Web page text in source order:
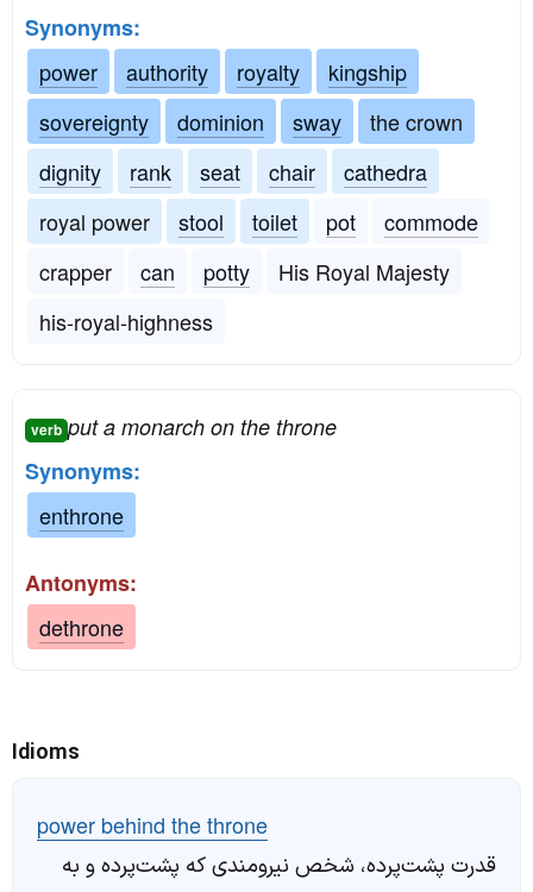
Synonyms:
power
authority royalty
kingship
sovereignty
dominion sway
the crown
dignity
rank seat chair
cathedra
royal power
stool toilet pot
commode
crapper
can potty
His Royal Majesty
his-royal-highness
verb put a monarch on the throne
Synonyms:
enthrone
Antonyms:
dethrone
Idioms
power behind the throne
قدرت پشت‌پرده، شخص نیرومندی که پشت‌پرده و به